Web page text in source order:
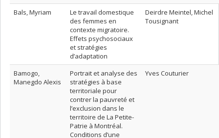
Bals, Myriam
Le travail domestique
des femmes en
contexte migratoire.
Effets psychosociaux
et stratégies
d’adaptation
Deirdre Meintel, Michel
Tousignant
Bamogo,
Manegdo Alexis
Portrait et analyse des
stratégies à base
territoriale pour
contrer la pauvreté et
l’exclusion dans le
territoire de La Petite-
Patrie à Montréal.
Conditions d’une
Yves Couturier